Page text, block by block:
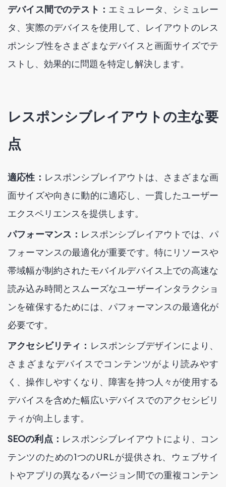
デバイス間でのテスト： エミュレータ、シミュレー
タ、実際のデバイスを使用して、レイアウトのレス
ポンシブ性をさまざまなデバイスと画面サイズでテ
ストし、効果的に問題を特定し解決します。
レスポンシブレイアウトの主な要
点
適応性： レスポンシブレイアウトは、さまざまな画
面サイズや向きに動的に適応し、一貫したユーザー
エクスペリエンスを提供します。
パフォーマンス： レスポンシブレイアウトでは、パ
フォーマンスの最適化が重要です。特にリソースや
帯域幅が制約されたモバイルデバイス上での高速な
読み込み時間とスムーズなユーザーインタラクショ
ンを確保するためには、パフォーマンスの最適化が
必要です。
アクセシビリティ： レスポンシブデザインにより、
さまざまなデバイスでコンテンツがより読みやす
く、操作しやすくなり、障害を持つ人々が使用する
デバイスを含めた幅広いデバイスでのアクセシビリ
ティが向上します。
SEOの利点： レスポンシブレイアウトにより、コン
テンツのための1つのURLが提供され、ウェブサイ
トやアプリの異なるバージョン間での重複コンテン